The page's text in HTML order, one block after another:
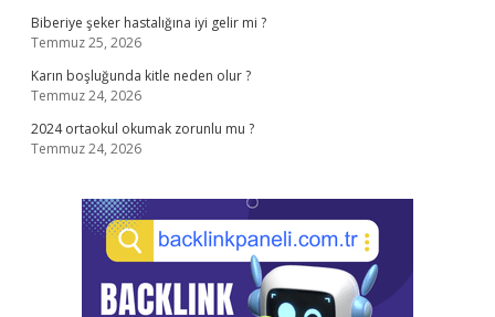
Biberiye şeker hastalığına iyi gelir mi ?
Temmuz 25, 2026
Karın boşluğunda kitle neden olur ?
Temmuz 24, 2026
2024 ortaokul okumak zorunlu mu ?
Temmuz 24, 2026